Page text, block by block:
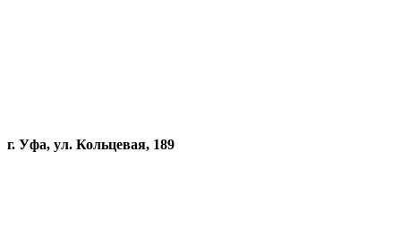
г. Уфа, ул. Кольцевая, 189